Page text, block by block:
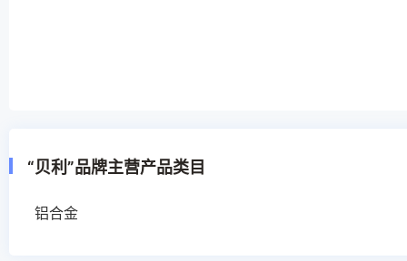
“贝利”品牌主营产品类目
铝合金